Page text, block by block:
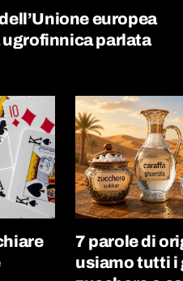
europea
ugrofinnica parlata
7 parole di
usiamo tutti i